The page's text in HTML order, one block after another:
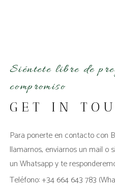
Siéntete libre de
compromiso
GET IN
Para ponerte en contacto con
llamarnos, enviarnos un mail o
un Whatsapp y te
Teléfono: +34 664 643 783